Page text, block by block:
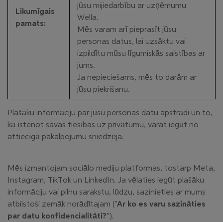
Likumīgais
pamats:
jūsu mijiedarbību ar uzņēmumu
Wella.
Mēs varam arī pieprasīt jūsu
personas datus, lai uzsāktu vai
izpildītu mūsu līgumiskās saistības ar
jums.
Ja nepieciešams, mēs to darām ar
jūsu piekrišanu.
Plašāku informāciju par jūsu personas datu apstrādi un to,
kā īstenot savas tiesības uz privātumu, varat iegūt no
attiecīgā pakalpojumu sniedzēja.
Mēs izmantojam sociālo mediju platformas, tostarp Meta,
Instagram, TikTok un LinkedIn. Ja vēlaties iegūt plašāku
informāciju vai pilnu sarakstu, lūdzu, sazinieties ar mums
atbilstoši zemāk norādītajam ("Ar ko es varu sazināties
par datu konfidencialitāti?”).